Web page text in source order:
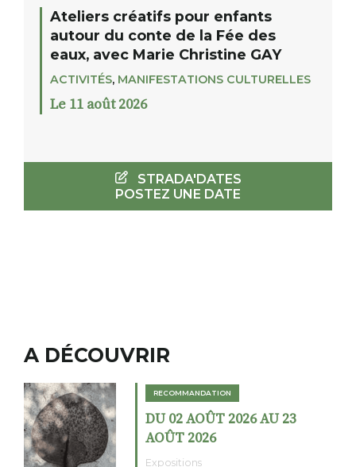
Ateliers créatifs pour enfants
autour du conte de la Fée des
eaux, avec Marie Christine GAY
ACTIVITÉS, MANIFESTATIONS CULTURELLES
Le 11 août 2026
STRADA'DATES
POSTEZ UNE DATE
A DÉCOUVRIR
RECOMMANDATION
DU 02 AOÛT 2026 AU 23
AOÛT 2026
Expositions